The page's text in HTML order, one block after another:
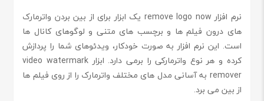
نرم افزار remove logo now یک ابزار برای از بین بردن واترمارک
های درون فیلم ها و برچسب های متنی و لوگوهای کانال ها
است. این نرم افزار به صورت خودکار، ویدئوهای شما را پردازش
کرده و هر نوع واترمارکی را برمی دارد. ابزار video watermark
remover به آسانی مدل های مختلف واترمارک را از روی فیلم ها
از بین می برد.